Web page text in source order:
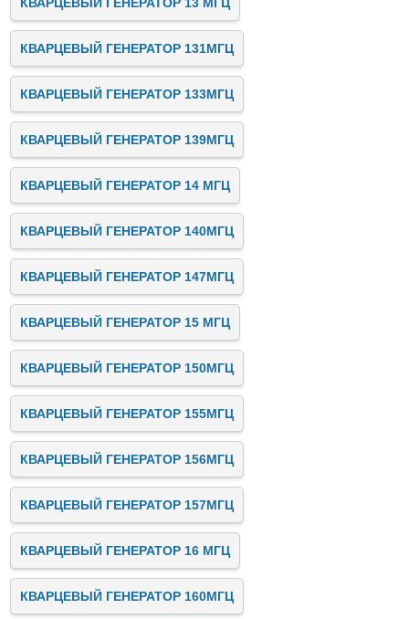
КВАРЦЕВЫЙ ГЕНЕРАТОР 131МГЦ
КВАРЦЕВЫЙ ГЕНЕРАТОР 133МГЦ
КВАРЦЕВЫЙ ГЕНЕРАТОР 139МГЦ
КВАРЦЕВЫЙ ГЕНЕРАТОР 14 МГЦ
КВАРЦЕВЫЙ ГЕНЕРАТОР 140МГЦ
КВАРЦЕВЫЙ ГЕНЕРАТОР 147МГЦ
КВАРЦЕВЫЙ ГЕНЕРАТОР 15 МГЦ
КВАРЦЕВЫЙ ГЕНЕРАТОР 150МГЦ
КВАРЦЕВЫЙ ГЕНЕРАТОР 155МГЦ
КВАРЦЕВЫЙ ГЕНЕРАТОР 156МГЦ
КВАРЦЕВЫЙ ГЕНЕРАТОР 157МГЦ
КВАРЦЕВЫЙ ГЕНЕРАТОР 16 МГЦ
КВАРЦЕВЫЙ ГЕНЕРАТОР 160МГЦ